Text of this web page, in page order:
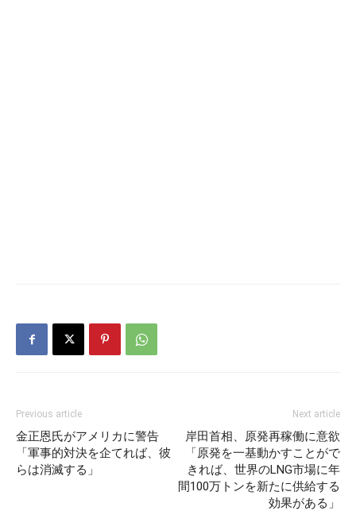
Previous article
金正恩氏がアメリカに警告
「軍事的対決を企てれば、彼
らは消滅する」
Next article
岸田首相、原発再稼働に意欲
「原発を一基動かすことがで
きれば、世界のLNG市場に年
間100万トンを新たに供給する
効果がある」